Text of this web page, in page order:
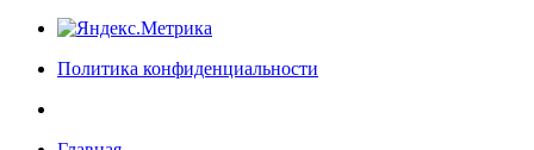
Политика конфиденциальности